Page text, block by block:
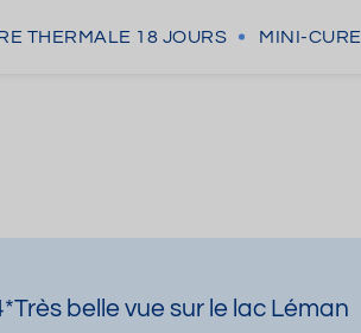
THERMALE 18 JOURS MINI-CURE
belle vue sur le lac Léman